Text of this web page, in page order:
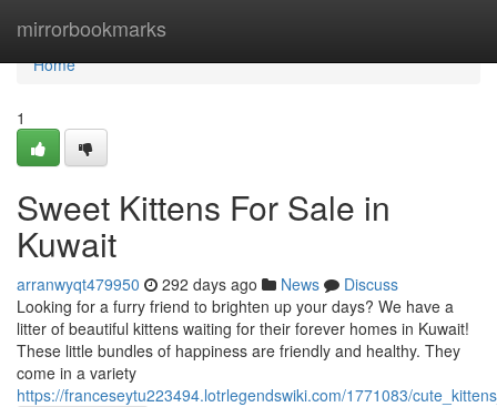
mirrorbookmarks
Home
Home
1
Sweet Kittens For Sale in
Kuwait
arranwyqt479950 292 days ago News
Discuss
Looking for a furry friend to brighten up your days? We have a
litter of beautiful kittens waiting for their forever homes in Kuwait!
These little bundles of happiness are friendly and healthy. They
come in a variety
https://franceseytu223494.lotrlegendswiki.com/1771083/